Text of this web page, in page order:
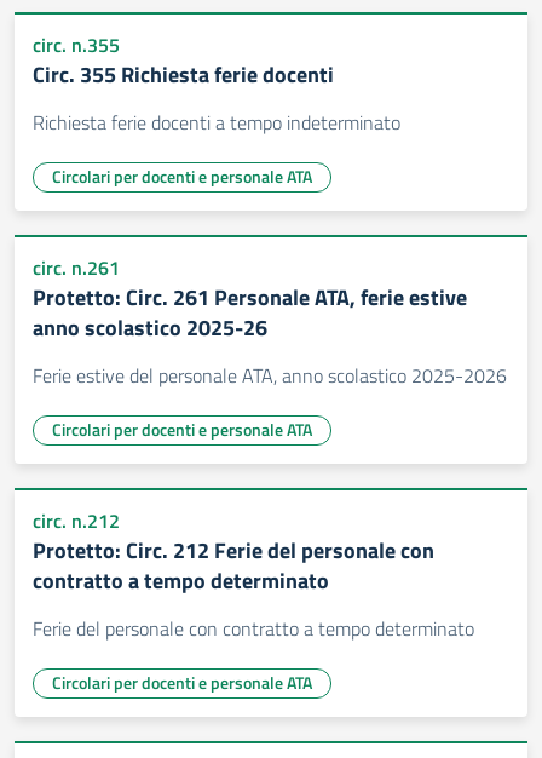
circ. n.355
Circ. 355 Richiesta ferie docenti
Richiesta ferie docenti a tempo indeterminato
Circolari per docenti e personale ATA
circ. n.261
Protetto: Circ. 261 Personale ATA, ferie estive
anno scolastico 2025-26
Ferie estive del personale ATA, anno scolastico 2025-2026
Circolari per docenti e personale ATA
circ. n.212
Protetto: Circ. 212 Ferie del personale con
contratto a tempo determinato
Ferie del personale con contratto a tempo determinato
Circolari per docenti e personale ATA